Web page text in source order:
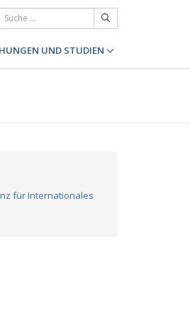
UND STUDIEN
für Internationales